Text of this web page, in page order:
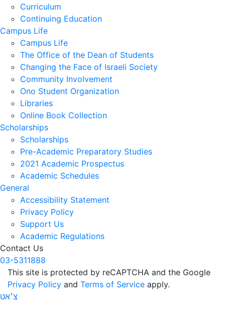
Curriculum
Continuing Education
Campus Life
Campus Life
The Office of the Dean of Students
Changing the Face of Israeli Society
Community Involvement
Ono Student Organization
Libraries
Online Book Collection
Scholarships
Scholarships
Pre-Academic Preparatory Studies
2021 Academic Prospectus
Academic Schedules
General
Accessibility Statement
Privacy Policy
Support Us
Academic Regulations
Contact Us
03-5311888
This site is protected by reCAPTCHA and the Google
Privacy Policy and Terms of Service apply.
צ׳אט